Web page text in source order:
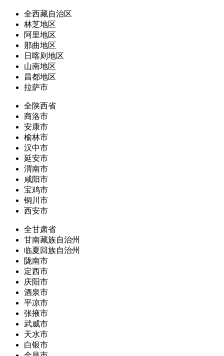
全西藏自治区
林芝地区
阿里地区
那曲地区
日喀则地区
山南地区
昌都地区
拉萨市
全陕西省
商洛市
安康市
榆林市
汉中市
延安市
渭南市
咸阳市
宝鸡市
铜川市
西安市
全甘肃省
甘南藏族自治州
临夏回族自治州
陇南市
定西市
庆阳市
酒泉市
平凉市
张掖市
武威市
天水市
白银市